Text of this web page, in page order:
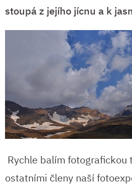
stoupá z jejího jícnu a k
Rychle balím fotografickou
ostatními členy naší